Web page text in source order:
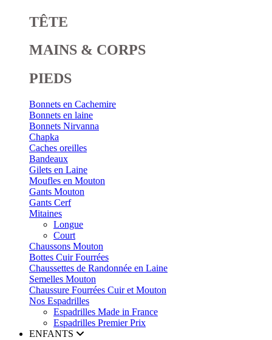
TÊTE
MAINS & CORPS
PIEDS
Bonnets en Cachemire
Bonnets en laine
Bonnets Nirvanna
Chapka
Caches oreilles
Bandeaux
Gilets en Laine
Moufles en Mouton
Gants Mouton
Gants Cerf
Mitaines
Longue
Court
Chaussons Mouton
Bottes Cuir Fourrées
Chaussettes de Randonnée en Laine
Semelles Mouton
Chaussure Fourrées Cuir et Mouton
Nos Espadrilles
Espadrilles Made in France
Espadrilles Premier Prix
ENFANTS